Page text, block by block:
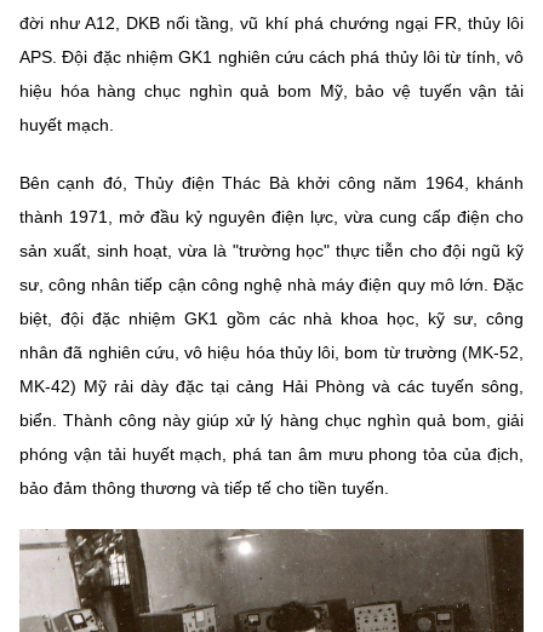
đời như A12, DKB nối tầng, vũ khí phá chướng ngại FR, thủy lôi
APS. Đội đặc nhiệm GK1 nghiên cứu cách phá thủy lôi từ tính, vô
hiệu hóa hàng chục nghìn quả bom Mỹ, bảo vệ tuyến vận tải
huyết mạch.
Bên cạnh đó, Thủy điện Thác Bà khởi công năm 1964, khánh
thành 1971, mở đầu kỷ nguyên điện lực, vừa cung cấp điện cho
sản xuất, sinh hoạt, vừa là "trường học" thực tiễn cho đội ngũ kỹ
sư, công nhân tiếp cận công nghệ nhà máy điện quy mô lớn. Đặc
biệt, đội đặc nhiệm GK1 gồm các nhà khoa học, kỹ sư, công
nhân đã nghiên cứu, vô hiệu hóa thủy lôi, bom từ trường (MK-52,
MK-42) Mỹ rải dày đặc tại cảng Hải Phòng và các tuyến sông,
biển. Thành công này giúp xử lý hàng chục nghìn quả bom, giải
phóng vận tải huyết mạch, phá tan âm mưu phong tỏa của địch,
bảo đảm thông thương và tiếp tế cho tiền tuyến.